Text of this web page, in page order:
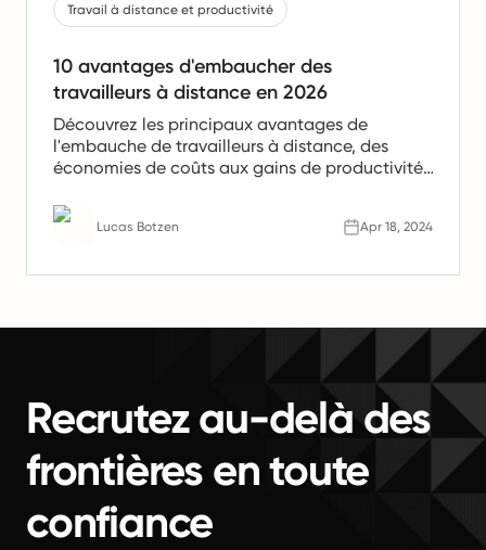
Travail à distance et productivité
10 avantages d'embaucher des
travailleurs à distance en 2026
Découvrez les principaux avantages de
l'embauche de travailleurs à distance, des
économies de coûts aux gains de productivité.
l'avenir du travail.
Lucas Botzen Apr 18, 2024
Recrutez au-delà des
frontières en toute
confiance